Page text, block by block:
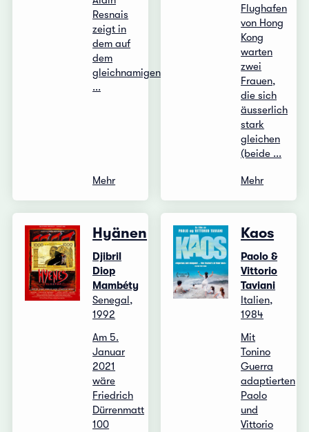
Resnais
zeigt in
dem auf
dem
gleichnamigen
...
Mehr
Flughafen
von Hong
Kong
warten
zwei
Frauen,
die sich
äusserlich
stark
gleichen
(beide ...
Mehr
Hyänen
Djibril
Diop
Mambéty
Senegal,
1992
Am 5.
Januar
2021
wäre
Friedrich
Dürrenmatt
100
Kaos
Paolo &
Vittorio
Taviani
Italien,
1984
Mit
Tonino
Guerra
adaptierten
Paolo
und
Vittorio